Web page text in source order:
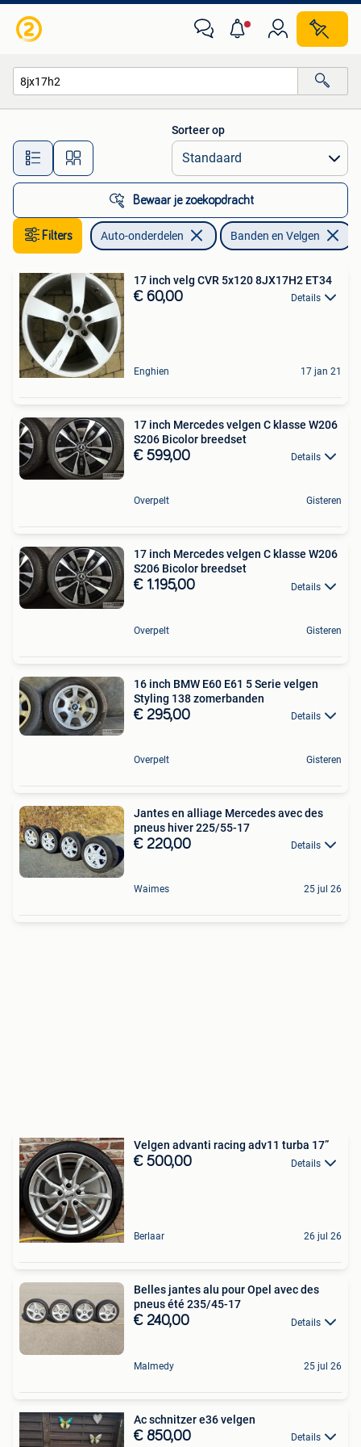
Alle afstanden…
Sorteer op
Bewaar je zoekopdracht
Filters Auto-onderdelen Banden en Velgen
17 inch velg CVR 5x120 8JX17H2 ET34
€ 60,00 Details
Enghien 17 jan 21
17 inch Mercedes velgen C klasse W206
S206 Bicolor breedset
€ 599,00 Details
Overpelt Gisteren
17 inch Mercedes velgen C klasse W206
S206 Bicolor breedset
€ 1.195,00 Details
Overpelt Gisteren
16 inch BMW E60 E61 5 Serie velgen
Styling 138 zomerbanden
€ 295,00 Details
Overpelt Gisteren
Jantes en alliage Mercedes avec des
pneus hiver 225/55-17
€ 220,00 Details
Waimes 25 jul 26
Velgen advanti racing adv11 turba 17”
€ 500,00 Details
Berlaar 26 jul 26
Belles jantes alu pour Opel avec des
pneus été 235/45-17
€ 240,00 Details
Malmedy 25 jul 26
Ac schnitzer e36 velgen
€ 850,00 Details